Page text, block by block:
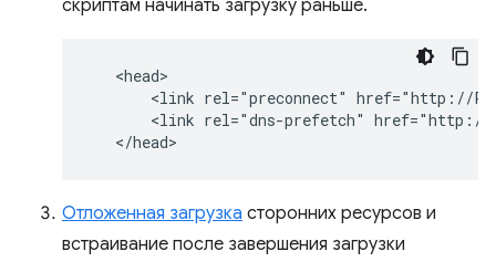
скриптам начинать загрузку раньше.
   <head>
<link rel="preconnect" href="http://
<link rel="dns-prefetch"
Отложенная загрузка сторонних ресурсов и
встраивание после завершения загрузки